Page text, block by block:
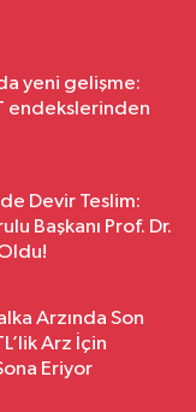
yeni gelişme:
endekslerinden
Devir Teslim:
Başkanı Prof. Dr.
Arzında Son
Arz İçin
Eriyor